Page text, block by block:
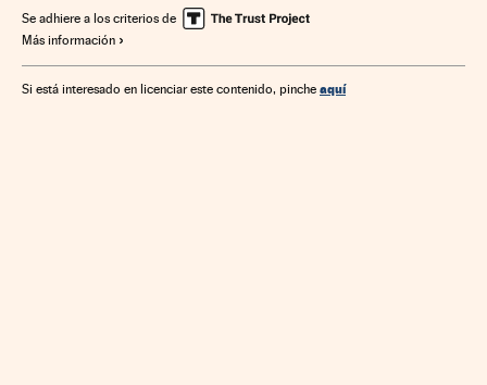
Empresas transporte Transporte aéreo Empresas
Economía Transporte
Se adhiere a los criterios de
Más información
Si está interesado en licenciar este contenido, pinche aquí